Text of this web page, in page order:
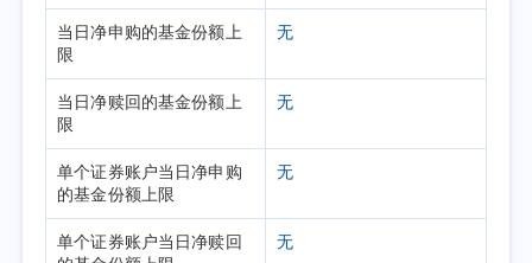
当日净申购的基金份额上
限
无
当日净赎回的基金份额上
限
无
单个证券账户当日净申购
的基金份额上限
无
单个证券账户当日净赎回
无